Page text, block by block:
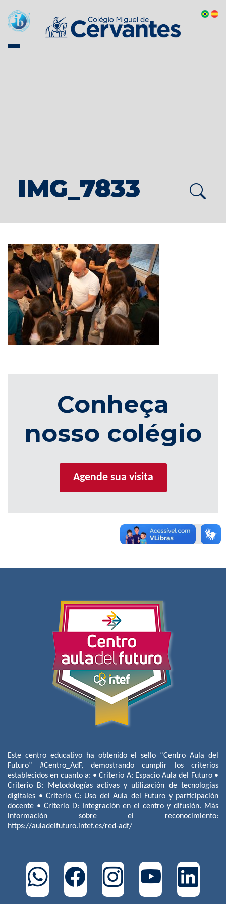
IMG_7833
Conheça
nosso colégio
Agende sua visita
Este centro educativo ha obtenido el sello “Centro Aula del
Futuro” #Centro_AdF, demostrando cumplir los criterios
establecidos en cuanto a: • Criterio A: Espacio Aula del Futuro •
Criterio B: Metodologías activas y utilización de tecnologías
digitales • Criterio C: Uso del Aula del Futuro y participación
docente • Criterio D: Integración en el centro y difusión. Más
información sobre el reconocimiento:
https://auladelfuturo.intef.es/red-adf/